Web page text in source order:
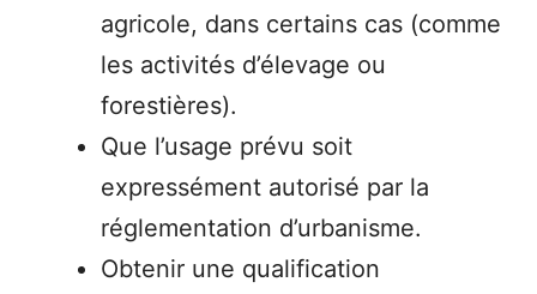
agricole, dans certains cas (comme
les activités d’élevage ou
forestières).
Que l’usage prévu soit
expressément autorisé par la
réglementation d’urbanisme.
Obtenir une qualification